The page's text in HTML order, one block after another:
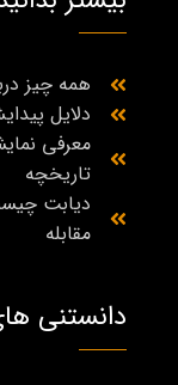
همه چیز
دلایل
معرفی
تاریخچه
دیابت
مقابله
دانستنی